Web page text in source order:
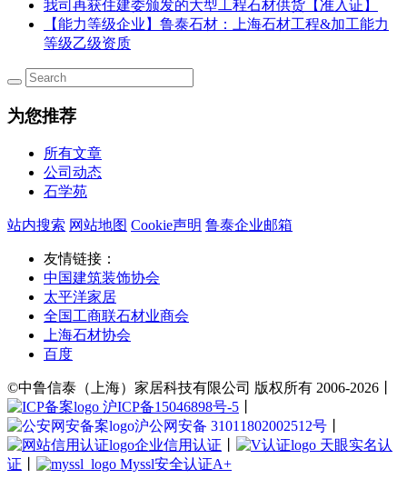
我司再获住建委颁发的大型工程石材供货【准入证】
【能力等级企业】鲁泰石材：上海石材工程&加工能力
等级乙级资质
为您推荐
所有文章
公司动态
石学苑
站内搜索 网站地图 Cookie声明 鲁泰企业邮箱
友情链接：
中国建筑装饰协会
太平洋家居
全国工商联石材业商会
上海石材协会
百度
©中鲁信泰（上海）家居科技有限公司 版权所有 2006-2026丨
沪ICP备15046898号-5
沪公网安备 31011802002512号
企业信用认证
天眼实名认
证
Myssl安全认证A+